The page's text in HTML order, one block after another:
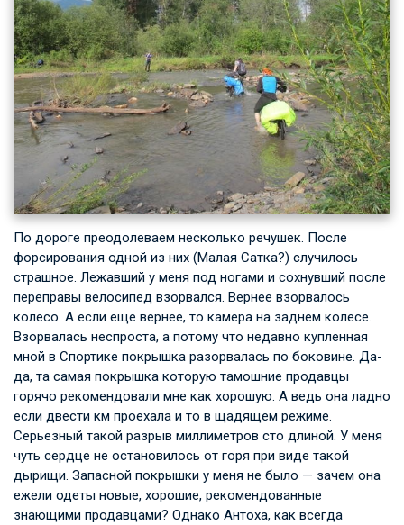
По дороге преодолеваем несколько речушек. После
форсирования одной из них (Малая Сатка?) случилось
страшное. Лежавший у меня под ногами и сохнувший после
переправы велосипед взорвался. Вернее взорвалось
колесо. А если еще вернее, то камера на заднем колесе.
Взорвалась неспроста, а потому что недавно купленная
мной в Спортике покрышка разорвалась по боковине. Да-
да, та самая покрышка которую тамошние продавцы
горячо рекомендовали мне как хорошую. А ведь она ладно
если двести км проехала и то в щадящем режиме.
Серьезный такой разрыв миллиметров сто длиной. У меня
чуть сердце не остановилось от горя при виде такой
дырищи. Запасной покрышки у меня не было — зачем она
ежели одеты новые, хорошие, рекомендованные
знающими продавцами? Однако Антоха, как всегда